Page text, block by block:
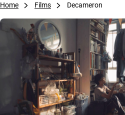
Home Films Decameron